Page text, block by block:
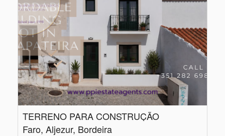
TERRENO PARA CONSTRUÇÃO
Faro, Aljezur, Bordeira